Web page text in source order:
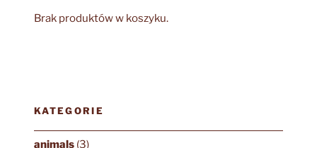
Brak produktów w koszyku.
KATEGORIE
animals(3)